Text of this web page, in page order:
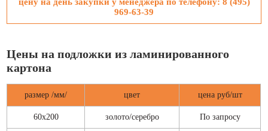
969-63-39
Цены на подложки из ламинированного
картона
размер /мм/ цвет цена руб/шт
60х200 золото/серебро По запросу